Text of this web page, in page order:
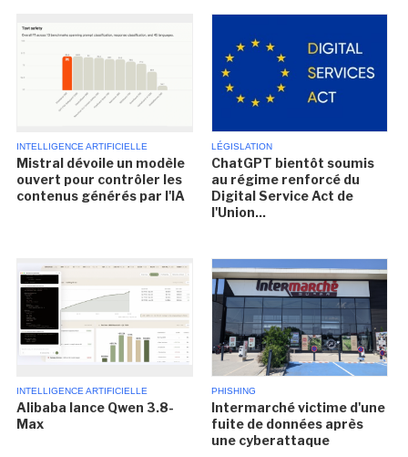
INTELLIGENCE ARTIFICIELLE
Mistral dévoile un modèle
ouvert pour contrôler les
contenus générés par l'IA
LÉGISLATION
ChatGPT bientôt soumis
au régime renforcé du
Digital Service Act de
l'Union...
INTELLIGENCE ARTIFICIELLE
Alibaba lance Qwen 3.8-
Max
PHISHING
Intermarché victime d'une
fuite de données après
une cyberattaque